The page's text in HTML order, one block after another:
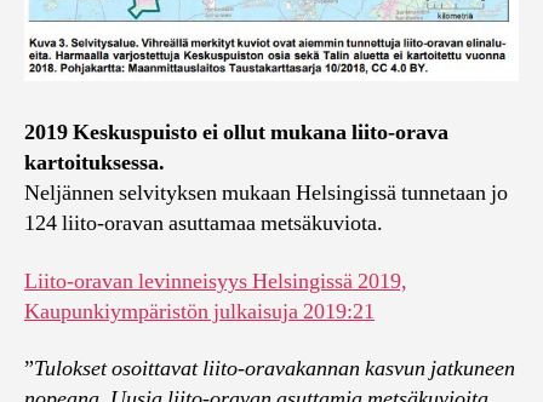
2019 Keskuspuisto ei ollut mukana liito-orava
kartoituksessa.
Neljännen selvityksen mukaan Helsingissä tunnetaan jo
124 liito-oravan asuttamaa metsäkuviota.
Liito-oravan levinneisyys Helsingissä 2019,
Kaupunkiympäristön julkaisuja 2019:21
”Tulokset osoittavat liito-oravakannan kasvun jatkuneen